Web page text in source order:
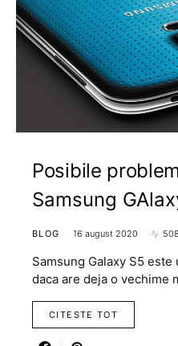
Posibile
Samsung
BLOG 16 august 2020
Samsung Galaxy S5
daca are deja o vechime
CITESTE TOT